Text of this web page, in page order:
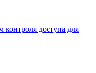
контроля доступа для